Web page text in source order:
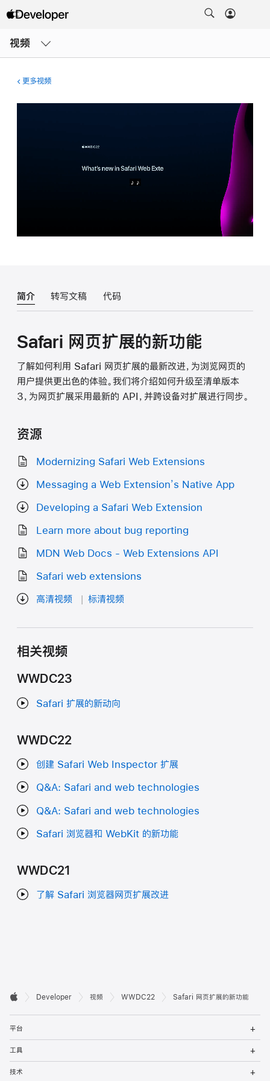
视频
单
更多视频
简介 转写文稿 代码
Safari 网页扩展的新功能
了解如何利用 Safari 网页扩展的最新改进，为浏览网页的
用户提供更出色的体验。我们将介绍如何升级至清单版本
3，为网页扩展采用最新的 API，并跨设备对扩展进行同步。
资源
Modernizing Safari Web Extensions
Messaging a Web Extension’s Native App
Developing a Safari Web Extension
Learn more about bug reporting
MDN Web Docs - Web Extensions API
Safari web extensions
高清视频 标清视频
相关视频
WWDC23
Safari 扩展的新动向
WWDC22
创建 Safari Web Inspector 扩展
Q&A: Safari and web technologies
Q&A: Safari and web technologies
Safari 浏览器和 WebKit 的新功能
WWDC21
了解 Safari 浏览器网页扩展改进
开
发
者
页
脚

Developer 视频 WWDC22 Safari 网页扩展的新功能
平台
菜
工具
菜
技术